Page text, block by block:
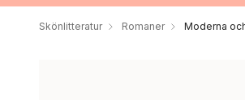
Skönlitteratur Romaner Moderna